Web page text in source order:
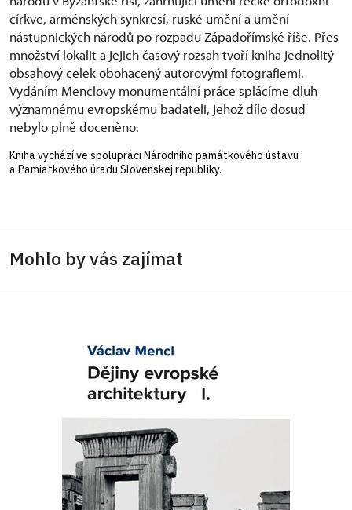
církve, arménských synkresí, ruské umění a umění
nástupnických národů po rozpadu Západořímské říše. Přes
množství lokalit a jejich časový rozsah tvoří kniha jednolitý
obsahový celek obohacený autorovými fotografiemi.
Vydáním Menclovy monumentální práce splácíme dluh
významnému evropskému badateli, jehož dílo dosud
nebylo plně doceněno.
Kniha vychází ve spolupráci Národního památkového ústavu
a Pamiatkového úradu Slovenskej republiky.
Mohlo by vás zajímat